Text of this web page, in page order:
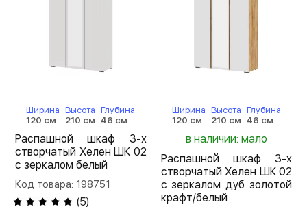
Ширина
120 см
Высота
210 см
Глубина
46 см
Распашной шкаф 3-х
створчатый Хелен ШК 02
с зеркалом белый
Код товара: 198751
(5)
Ширина
120 см
Высота
210 см
Глубина
46 см
в наличии: мало
Распашной шкаф 3-х
створчатый Хелен ШК 02
с зеркалом дуб золотой
крафт/белый